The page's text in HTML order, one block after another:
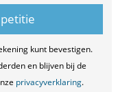
kunt bevestigen.
en blijven bij de
privacyverklaring.